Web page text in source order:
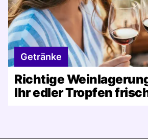
Getränke
Richtige
Ihr edler Tropfen